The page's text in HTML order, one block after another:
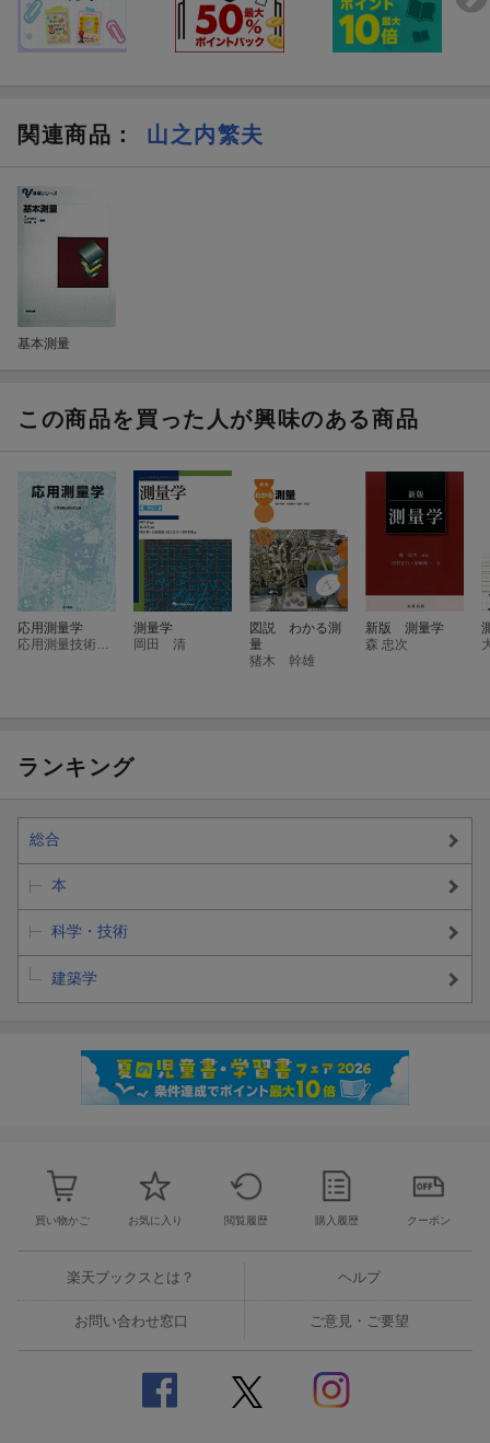
関連商品 ： 山之内繁夫
基本測量
この商品を買った人が興味のある商品
応用測量学
測量学
岡田 清
図説 わかる測
量
猪木 幹雄
新版 測量学
森 忠次
ランキング
総合
本
科学・技術
建築学
買い物かご お気に入り 閲覧履歴 購入履歴 クーポン
楽天ブックスとは？ ヘルプ
お問い合わせ窓口 ご意見・ご要望